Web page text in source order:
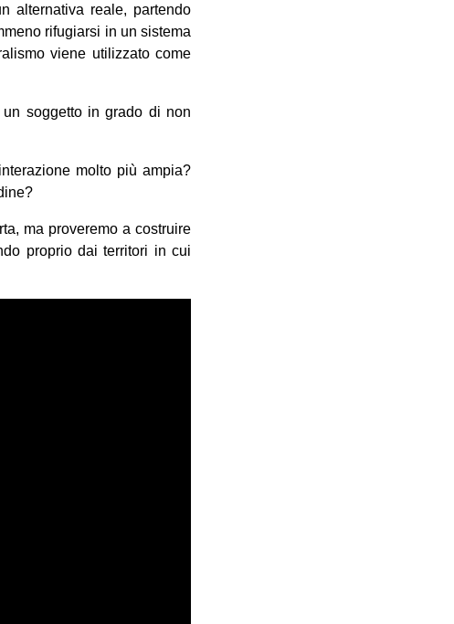
alternativa reale, partendo
rifugiarsi in un sistema
viene utilizzato come
soggetto in grado di non
molto più ampia?
ma proveremo a costruire
proprio dai territori in cui